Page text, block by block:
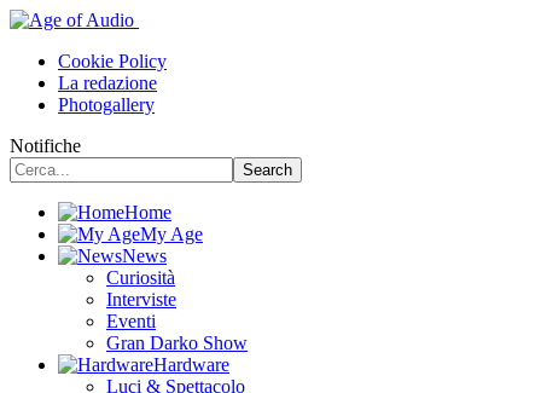
Cookie Policy
La redazione
Photogallery
Notifiche
Home
My Age
News
Curiosità
Interviste
Eventi
Gran Darko Show
Hardware
Luci & Spettacolo